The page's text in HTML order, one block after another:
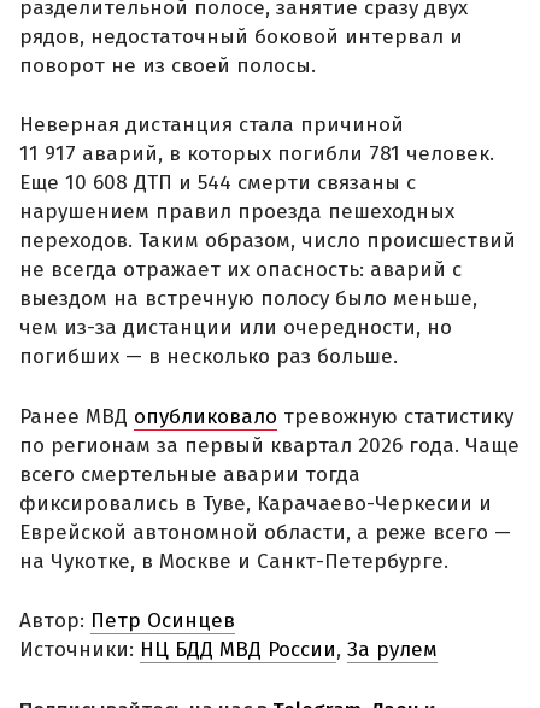
разделительной полосе, занятие сразу двух
рядов, недостаточный боковой интервал и
поворот не из своей полосы.
Неверная дистанция стала причиной
11 917 аварий, в которых погибли 781 человек.
Еще 10 608 ДТП и 544 смерти связаны с
нарушением правил проезда пешеходных
переходов. Таким образом, число происшествий
не всегда отражает их опасность: аварий с
выездом на встречную полосу было меньше,
чем из-за дистанции или очередности, но
погибших — в несколько раз больше.
Ранее МВД опубликовало тревожную статистику
по регионам за первый квартал 2026 года. Чаще
всего смертельные аварии тогда
фиксировались в Туве, Карачаево-Черкесии и
Еврейской автономной области, а реже всего —
на Чукотке, в Москве и Санкт-Петербурге.
Автор: Петр Осинцев
Источники: НЦ БДД МВД России, За рулем